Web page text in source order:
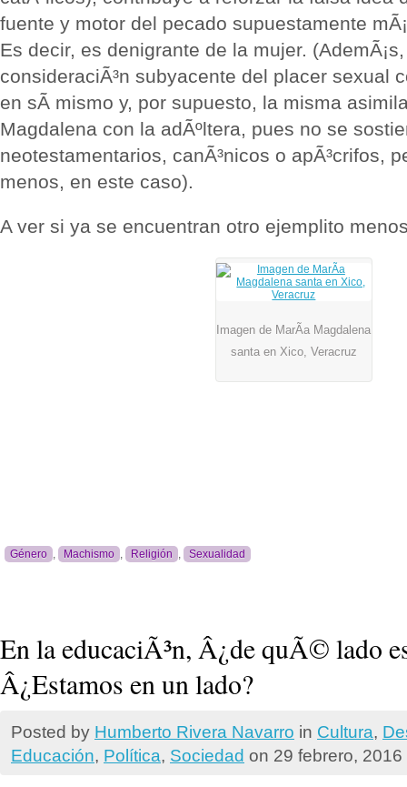
fuente y motor del pecado supuestamente
Es decir, es denigrante de la mujer.
consideraciÃ³n subyacente del placer sexual
en sÃ­ mismo y, por supuesto, la misma
Magdalena con la adÃºltera, pues no se
neotestamentarios, canÃ³nicos o apÃ³crifos,
menos, en este caso).
A ver si ya se encuentran otro ejemplito
Imagen de MarÃ­a Magdalena
santa en Xico, Veracruz
Género , Machismo , Religión , Sexualidad
En la educaciÃ³n, Â¿de quÃ© lado
Â¿Estamos en un lado?
Posted by Humberto Rivera Navarro in Cultura,
Educación, Polí­tica, Sociedad on 29 febrero, 2016